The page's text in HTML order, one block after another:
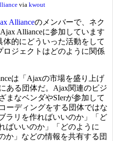
via kwout
Allianceのメンバーで、ネク
Allianceに参加しています
体的にどういった活動をして
ロジェクトはどのように関係
は「Ajaxの市場を盛り上げ
ある団体だ。Ajax関連のビジ
まなベンダやSIerが参加して
ーディングをする団体ではな
ラリを作ればいいのか」「ど
ばいいのか」「どのように
か」などの情報を共有する団